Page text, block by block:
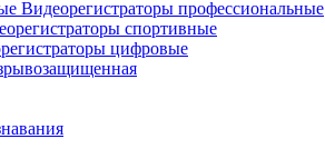
Видеорегистраторы профессиональные
спортивные
цифровые